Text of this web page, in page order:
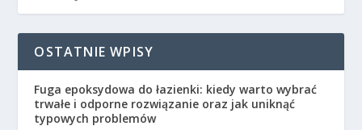
OSTATNIE WPISY
Fuga epoksydowa do łazienki: kiedy warto wybrać
trwałe i odporne rozwiązanie oraz jak uniknąć
typowych problemów